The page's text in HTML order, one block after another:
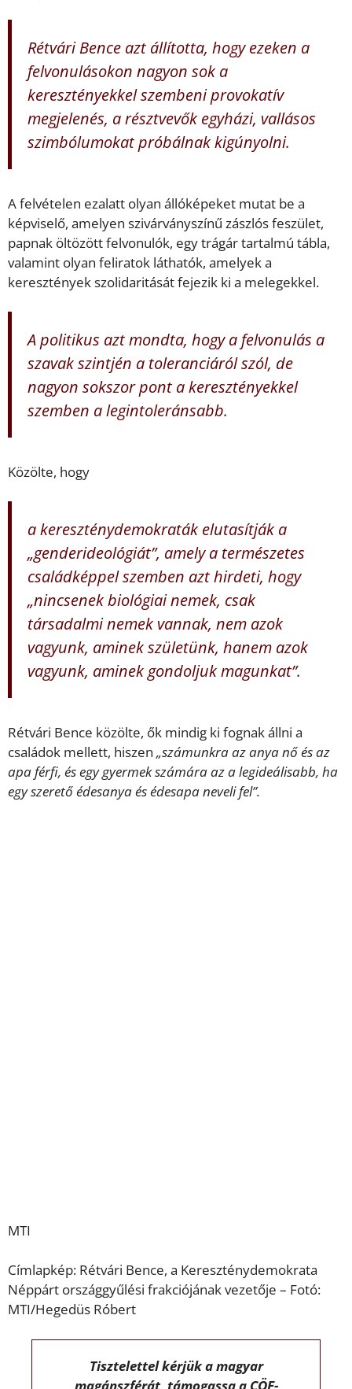
Rétvári Bence azt állította, hogy ezeken a
felvonulásokon nagyon sok a
keresztényekkel szembeni provokatív
megjelenés, a résztvevők egyházi, vallásos
szimbólumokat próbálnak kigúnyolni.
A felvételen ezalatt olyan állóképeket mutat be a
képviselő, amelyen szivárványszínű zászlós feszület,
papnak öltözött felvonulók, egy trágár tartalmú tábla,
valamint olyan feliratok láthatók, amelyek a
keresztények szolidaritását fejezik ki a melegekkel.
A politikus azt mondta, hogy a felvonulás a
szavak szintjén a toleranciáról szól, de
nagyon sokszor pont a keresztényekkel
szemben a legintoleránsabb.
Közölte, hogy
a kereszténydemokraták elutasítják a
„genderideológiát”, amely a természetes
családképpel szemben azt hirdeti, hogy
„nincsenek biológiai nemek, csak
társadalmi nemek vannak, nem azok
vagyunk, aminek születünk, hanem azok
vagyunk, aminek gondoljuk magunkat”.
Rétvári Bence közölte, ők mindig ki fognak állni a
családok mellett, hiszen „számunkra az anya nő és az
apa férfi, és egy gyermek számára az a legideálisabb, ha
egy szerető édesanya és édesapa neveli fel”.
MTI
Címlapkép: Rétvári Bence, a Kereszténydemokrata
Néppárt országgyűlési frakciójának vezetője – Fotó:
MTI/Hegedüs Róbert
Tisztelettel kérjük a magyar